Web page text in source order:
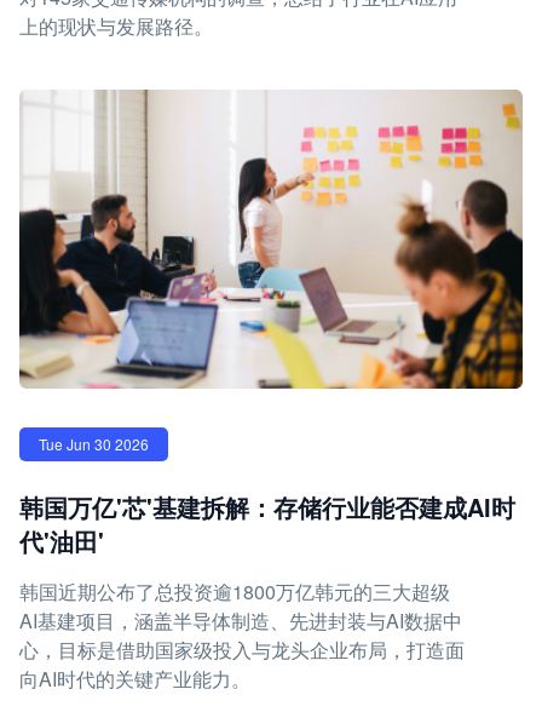
上的现状与发展路径。
Tue Jun 30 2026
韩国万亿'芯'基建拆解：存储行业能否建成AI时
代'油田'
韩国近期公布了总投资逾1800万亿韩元的三大超级
AI基建项目，涵盖半导体制造、先进封装与AI数据中
心，目标是借助国家级投入与龙头企业布局，打造面
向AI时代的关键产业能力。